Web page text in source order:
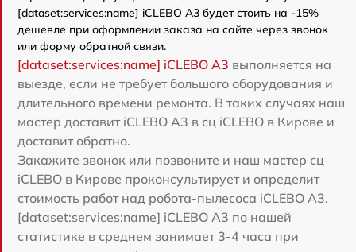
[dataset:services:name] iCLEBO A3 будет стоить на -15%
дешевле при оформлении заказа на сайте через звонок
или форму обратной связи.
[dataset:services:name] iCLEBO A3 выполняется на
выезде, если не требует большого оборудования и
длительного времени ремонта. В таких случаях наш
мастер доставит iCLEBO A3 в сц iCLEBO в Кирове и
доставит обратно.
Закажите звонок или позвоните и наш мастер сц
iCLEBO в Кирове проконсультирует и определит
стоимость работ над робота-пылесоса iCLEBO A3.
[dataset:services:name] iCLEBO A3 по нашей
статистике в среднем занимает 3-4 часа при